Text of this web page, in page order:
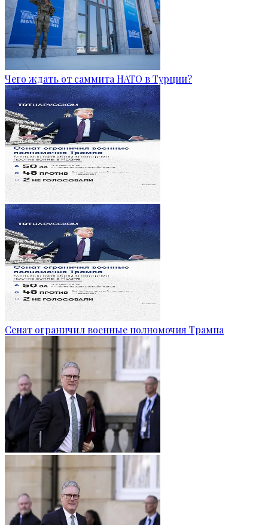
Чего ждать от саммита НАТО в Турции?
Сенат ограничил военные полномочия Трампа